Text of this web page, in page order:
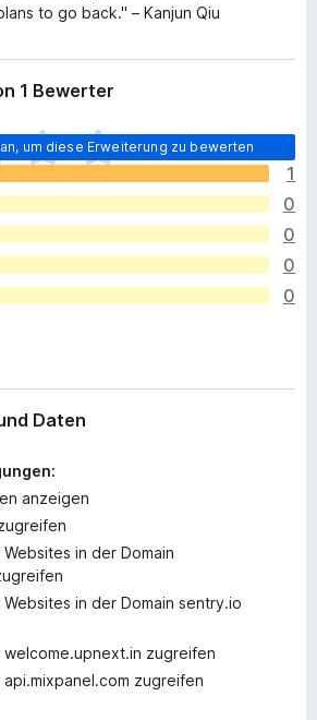
to go back." – Kanjun Qiu
1 Bewerter
um diese Erweiterung zu bewerten
1
0
0
0
0
Daten
anzeigen
in der Domain
in der Domain sentry.io
welcome.upnext.in zugreifen
zugreifen